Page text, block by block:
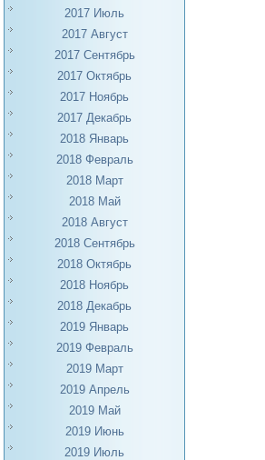
2017 Июль
2017 Август
2017 Сентябрь
2017 Октябрь
2017 Ноябрь
2017 Декабрь
2018 Январь
2018 Февраль
2018 Март
2018 Май
2018 Август
2018 Сентябрь
2018 Октябрь
2018 Ноябрь
2018 Декабрь
2019 Январь
2019 Февраль
2019 Март
2019 Апрель
2019 Май
2019 Июнь
2019 Июль